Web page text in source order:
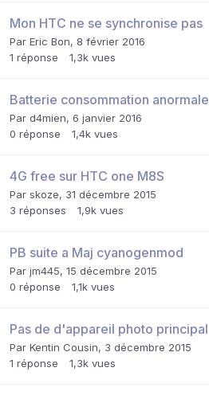
Mon HTC ne se synchronise pas
Par Eric Bon, 8 février 2016
1 réponse 1,3k vues
Batterie consommation anormale
Par d4mien, 6 janvier 2016
0 réponse 1,4k vues
4G free sur HTC one M8S
Par skoze, 31 décembre 2015
3 réponses 1,9k vues
PB suite a Maj cyanogenmod
Par jm445, 15 décembre 2015
0 réponse 1,1k vues
Pas de d'appareil photo principal
Par Kentin Cousin, 3 décembre 2015
1 réponse 1,3k vues